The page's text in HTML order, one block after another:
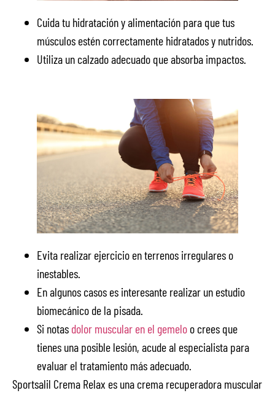
Cuida tu hidratación y alimentación para que tus
músculos estén correctamente hidratados y nutridos.
Utiliza un calzado adecuado que absorba impactos.
Evita realizar ejercicio en terrenos irregulares o
inestables.
En algunos casos es interesante realizar un estudio
biomecánico de la pisada.
Si notas dolor muscular en el gemelo o crees que
tienes una posible lesión, acude al especialista para
evaluar el tratamiento más adecuado.
Sportsalil Crema Relax es una crema recuperadora muscular